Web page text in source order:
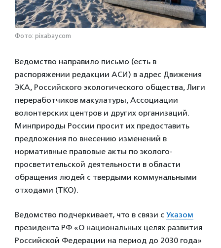
Фото: pixabay.com
Ведомство направило письмо (есть в
распоряжении редакции АСИ) в адрес Движения
ЭКА, Российского экологического общества, Лиги
переработчиков макулатуры, Ассоциации
волонтерских центров и других организаций.
Минприроды России просит их предоставить
предложения по внесению изменений в
нормативные правовые акты по эколого-
просветительской деятельности в области
обращения людей с твердыми коммунальными
отходами (ТКО).
Ведомство подчеркивает, что в связи с Указом
президента РФ «О национальных целях развития
Российской Федерации на период до 2030 года»